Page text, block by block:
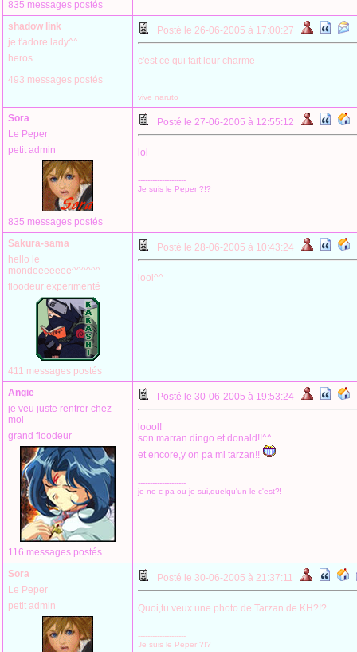
835 messages postés
shadow link
je t'adore lady^^
heros
493 messages postés
Posté le 26-06-2005 à 17:00:27
c'est ce qui fait leur charme
--------------------
vive naruto
Sora
Le Peper
petit admin
835 messages postés
Posté le 27-06-2005 à 12:55:12
lol
--------------------
Je suis le Peper ?!?
Sakura-sama
hello le
mondeeeeeee^^^^^^
floodeur experimenté
411 messages postés
Posté le 28-06-2005 à 10:43:24
lool^^
Angie
je veu juste rentrer chez
moi
grand floodeur
116 messages postés
Posté le 30-06-2005 à 19:53:24
loool!
son marran dingo et donald!!^^
et encore,y on pa mi tarzan!!
--------------------
je ne c pa ou je sui,quelqu'un le c'est?!
Sora
Le Peper
petit admin
Posté le 30-06-2005 à 21:37:11
Quoi,tu veux une photo de Tarzan de KH?!?
--------------------
Je suis le Peper ?!?